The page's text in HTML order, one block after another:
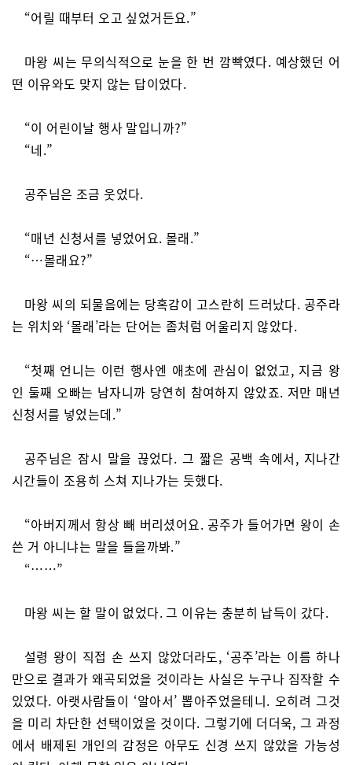
“어릴 때부터 오고 싶었거든요.”
마왕 씨는 무의식적으로 눈을 한 번 깜빡였다. 예상했던 어
떤 이유와도 맞지 않는 답이었다.
“이 어린이날 행사 말입니까?”
“네.”
공주님은 조금 웃었다.
“매년 신청서를 넣었어요. 몰래.”
“…몰래요?”
마왕 씨의 되물음에는 당혹감이 고스란히 드러났다. 공주라
는 위치와 ‘몰래’라는 단어는 좀처럼 어울리지 않았다.
“첫째 언니는 이런 행사엔 애초에 관심이 없었고, 지금 왕
인 둘째 오빠는 남자니까 당연히 참여하지 않았죠. 저만 매년
신청서를 넣었는데.”
공주님은 잠시 말을 끊었다. 그 짧은 공백 속에서, 지나간
시간들이 조용히 스쳐 지나가는 듯했다.
“아버지께서 항상 빼 버리셨어요. 공주가 들어가면 왕이 손
쓴 거 아니냐는 말을 들을까봐.”
“……”
마왕 씨는 할 말이 없었다. 그 이유는 충분히 납득이 갔다.
설령 왕이 직접 손 쓰지 않았더라도, ‘공주’라는 이름 하나
만으로 결과가 왜곡되었을 것이라는 사실은 누구나 짐작할 수
있었다. 아랫사람들이 ‘알아서’ 뽑아주었을테니. 오히려 그것
을 미리 차단한 선택이었을 것이다. 그렇기에 더더욱, 그 과정
에서 배제된 개인의 감정은 아무도 신경 쓰지 않았을 가능성